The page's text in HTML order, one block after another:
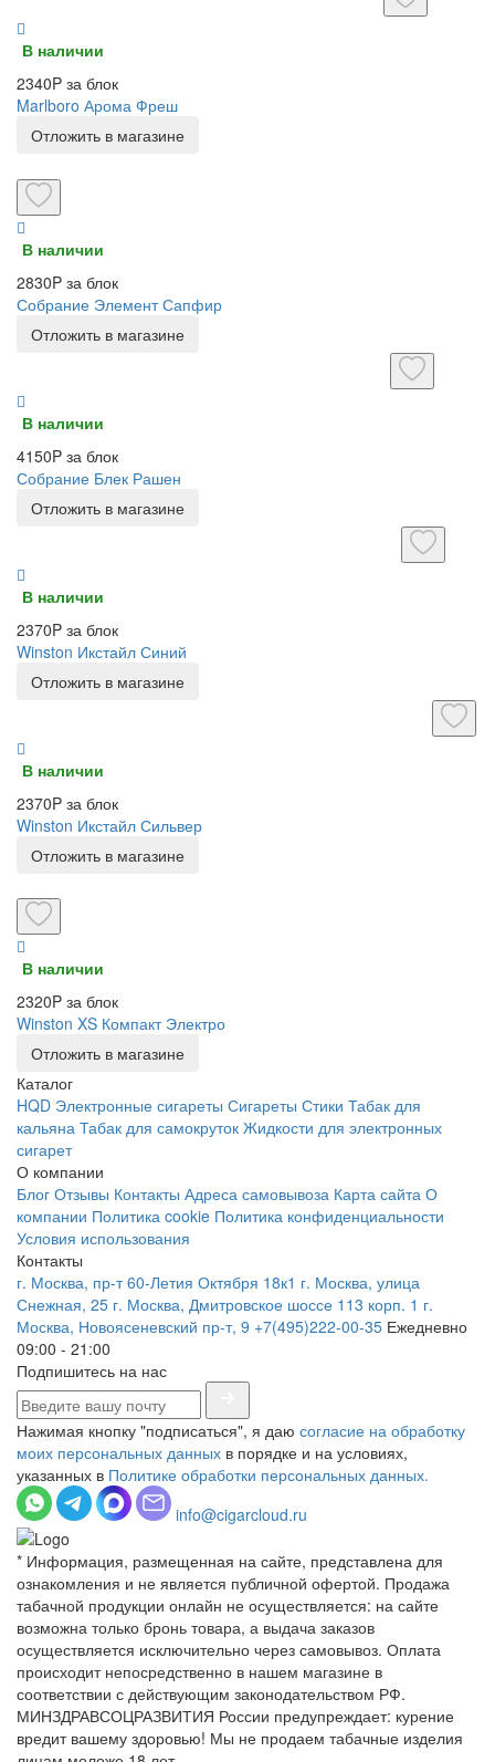
В наличии
2340P за блок
Marlboro Арома Фреш
Отложить в магазине
В наличии
2830P за блок
Собрание Элемент Сапфир
Отложить в магазине
В наличии
4150P за блок
Собрание Блек Рашен
Отложить в магазине
В наличии
2370P за блок
Winston Икстайл Синий
Отложить в магазине
В наличии
2370P за блок
Winston Икстайл Сильвер
Отложить в магазине
В наличии
2320P за блок
Winston XS Компакт Электро
Отложить в магазине
Каталог
HQD Электронные сигареты Сигареты Стики Табак для
кальяна Табак для самокруток Жидкости для электронных
сигарет
О компании
Блог Отзывы Контакты Адреса самовывоза Карта сайта О
компании Политика cookie Политика конфиденциальности
Условия использования
Контакты
г. Москва, пр-т 60-Летия Октября 18к1 г. Москва, улица
Снежная, 25 г. Москва, Дмитровское шоссе 113 корп. 1 г.
Москва, Новоясеневский пр-т, 9 +7(495)222-00-35 Ежедневно
09:00 - 21:00
Подпишитесь на нас
Нажимая кнопку "подписаться", я даю согласие на обработку
моих персональных данных в порядке и на условиях,
указанных в Политике обработки персональных данных.
info@cigarcloud.ru
* Информация, размещенная на сайте, представлена для
ознакомления и не является публичной офертой. Продажа
табачной продукции онлайн не осуществляется: на сайте
возможна только бронь товара, а выдача заказов
осуществляется исключительно через самовывоз. Оплата
происходит непосредственно в нашем магазине в
соответствии с действующим законодательством РФ.
МИНЗДРАВСОЦРАЗВИТИЯ России предупреждает: курение
вредит вашему здоровью! Мы не продаем табачные изделия